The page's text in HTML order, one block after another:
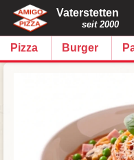
Vaterstetten
seit 2000
Pizza Burger